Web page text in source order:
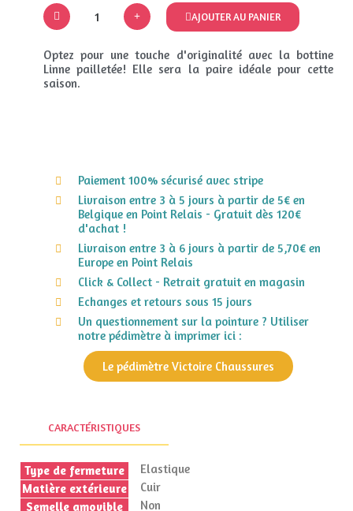
AJOUTER AU PANIER
Optez pour une touche d'originalité avec la bottine
Linne pailletée! Elle sera la paire idéale pour cette
saison.
Paiement 100% sécurisé avec stripe
Livraison entre 3 à 5 jours à partir de 5€ en
Belgique en Point Relais - Gratuit dès 120€
d'achat !
Livraison entre 3 à 6 jours à partir de 5,70€ en
Europe en Point Relais
Click & Collect - Retrait gratuit en magasin
Echanges et retours sous 15 jours
Un questionnement sur la pointure ? Utiliser
notre pédimètre à imprimer ici :
Le pédimètre Victoire Chaussures
CARACTÉRISTIQUES
Type de fermeture
Elastique
Matière extérieure
Cuir
Semelle amovible
Non